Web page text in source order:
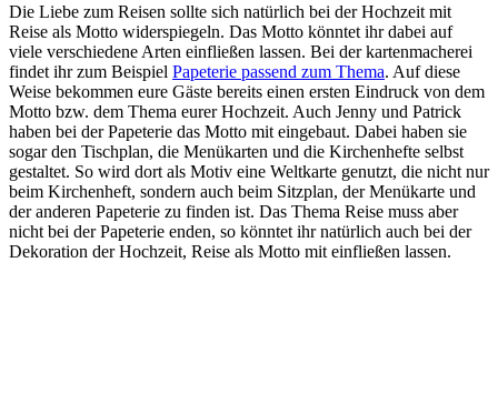
Die Liebe zum Reisen sollte sich natürlich bei der Hochzeit mit
Reise als Motto widerspiegeln. Das Motto könntet ihr dabei auf
viele verschiedene Arten einfließen lassen. Bei der kartenmacherei
findet ihr zum Beispiel Papeterie passend zum Thema. Auf diese
Weise bekommen eure Gäste bereits einen ersten Eindruck von dem
Motto bzw. dem Thema eurer Hochzeit. Auch Jenny und Patrick
haben bei der Papeterie das Motto mit eingebaut. Dabei haben sie
sogar den Tischplan, die Menükarten und die Kirchenhefte selbst
gestaltet. So wird dort als Motiv eine Weltkarte genutzt, die nicht nur
beim Kirchenheft, sondern auch beim Sitzplan, der Menükarte und
der anderen Papeterie zu finden ist. Das Thema Reise muss aber
nicht bei der Papeterie enden, so könntet ihr natürlich auch bei der
Dekoration der Hochzeit, Reise als Motto mit einfließen lassen.